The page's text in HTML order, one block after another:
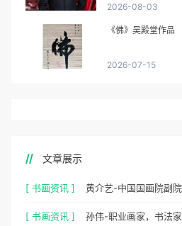
2026-08-03
《佛》吴殿堂作品
2026-07-15
文章展示
[ 书画资讯 ]
[ 书画资讯 ] 孙伟-职业画家，书法家